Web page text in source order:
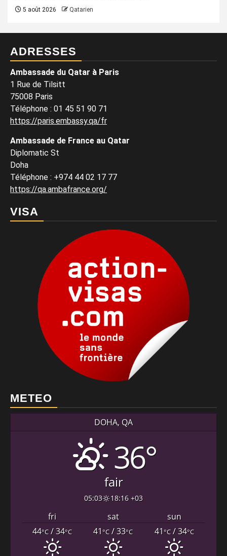
5 août 2026 Qatarien
ADRESSES
Ambassade du Qatar à Paris
1 Rue de Tilsitt
75008 Paris
Téléphone : 01 45 51 90 71
https://paris.embassy.qa/fr
Ambassade de France au Qatar
Diplomatic St
Doha
Téléphone : +974 44 02 17 77
https://qa.ambafrance.org/
VISA
METEO
DOHA, QA
36°
fair
05:03 18:16 +03
fri sat
sun
44°C/ 34°C 41°C/ 33°C 41°C/ 34°C